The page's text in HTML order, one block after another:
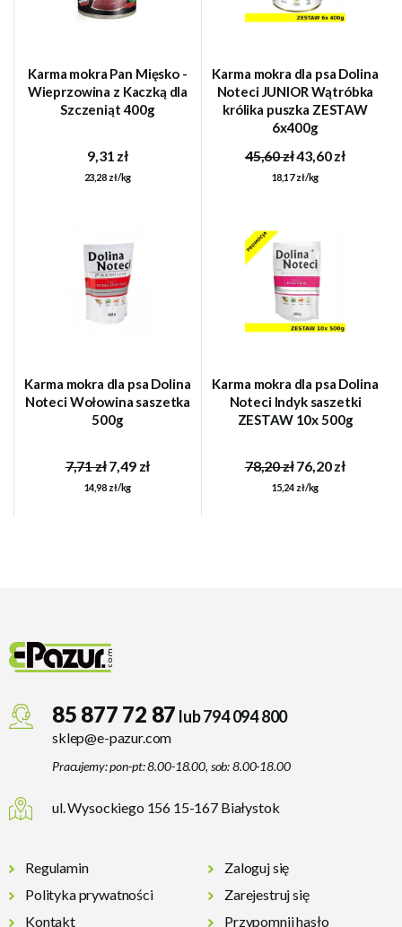
Karma mokra Pan Mięsko -
Wieprzowina z Kaczką dla
Szczeniąt 400g
9,31 zł
23,28 zł/kg
Karma mokra dla psa Dolina
Noteci JUNIOR Wątróbka
królika puszka ZESTAW
6x400g
45,60 zł43,60 zł
18,17 zł/kg
Karma mokra dla psa Dolina
Noteci Wołowina saszetka
500g
7,71 zł7,49 zł
14,98 zł/kg
Karma mokra dla psa Dolina
Noteci Indyk saszetki
ZESTAW 10x 500g
78,20 zł76,20 zł
15,24 zł/kg
85 877 72 87 lub 794 094 800
sklep@e-pazur.com
Pracujemy: pon-pt: 8.00-18.00, sob: 8.00-18.00
ul. Wysockiego 156 15-167 Białystok
Regulamin
Polityka prywatności
Kontakt
Zaloguj się
Zarejestruj się
Przypomnij hasło